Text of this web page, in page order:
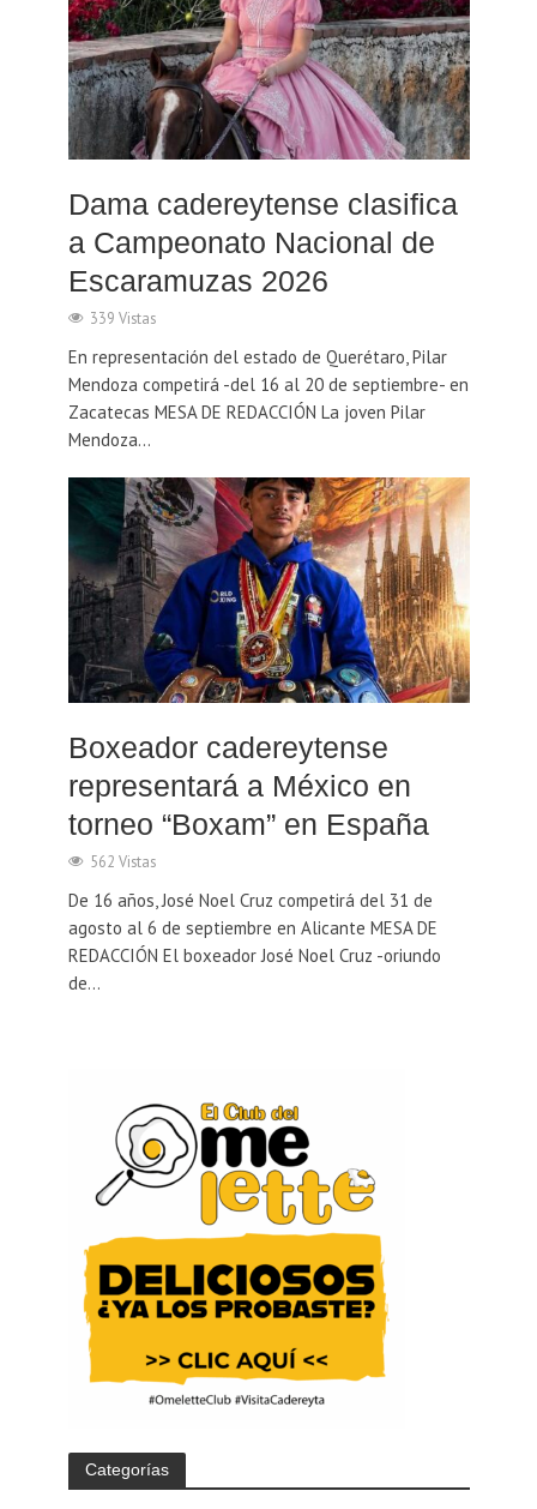
Dama cadereytense clasifica
a Campeonato Nacional de
Escaramuzas 2026
339 Vistas
En representación del estado de Querétaro, Pilar
Mendoza competirá -del 16 al 20 de septiembre- en
Zacatecas MESA DE REDACCIÓN La joven Pilar
Mendoza...
Boxeador cadereytense
representará a México en
torneo “Boxam” en España
562 Vistas
De 16 años, José Noel Cruz competirá del 31 de
agosto al 6 de septiembre en Alicante MESA DE
REDACCIÓN El boxeador José Noel Cruz -oriundo
de...
Categorías